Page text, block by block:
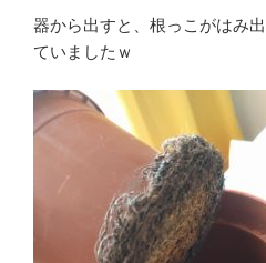
器から出すと、根っこがはみ
ていましたｗ